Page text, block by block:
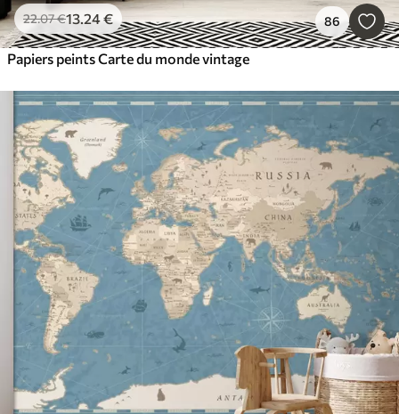
22.07€13.24€ 86
Papiers peints Carte du monde vintage